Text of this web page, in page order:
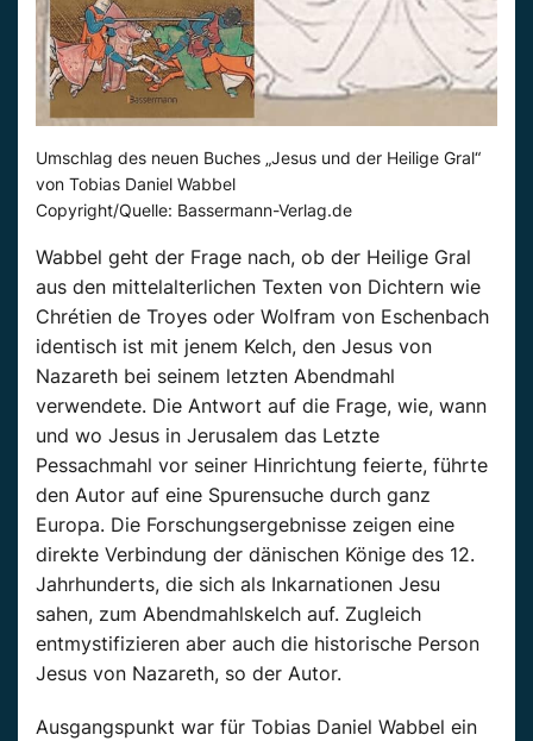
Umschlag des neuen Buches „Jesus und der Heilige Gral“
von Tobias Daniel Wabbel
Copyright/Quelle: Bassermann-Verlag.de
Wabbel geht der Frage nach, ob der Heilige Gral
aus den mittelalterlichen Texten von Dichtern wie
Chrétien de Troyes oder Wolfram von Eschenbach
identisch ist mit jenem Kelch, den Jesus von
Nazareth bei seinem letzten Abendmahl
verwendete. Die Antwort auf die Frage, wie, wann
und wo Jesus in Jerusalem das Letzte
Pessachmahl vor seiner Hinrichtung feierte, führte
den Autor auf eine Spurensuche durch ganz
Europa. Die Forschungsergebnisse zeigen eine
direkte Verbindung der dänischen Könige des 12.
Jahrhunderts, die sich als Inkarnationen Jesu
sahen, zum Abendmahlskelch auf. Zugleich
entmystifizieren aber auch die historische Person
Jesus von Nazareth, so der Autor.
Ausgangspunkt war für Tobias Daniel Wabbel ein